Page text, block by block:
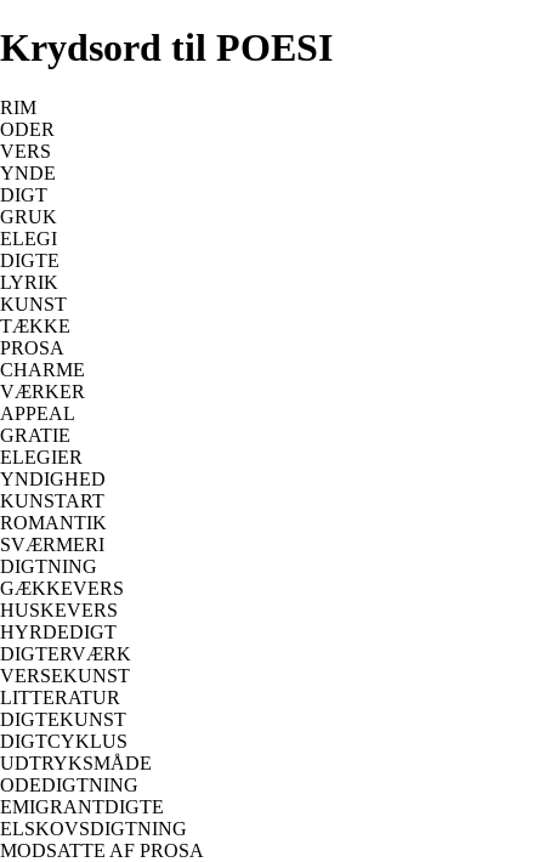
Krydsord til POESI
RIM
ODER
VERS
YNDE
DIGT
GRUK
ELEGI
DIGTE
LYRIK
KUNST
TÆKKE
PROSA
CHARME
VÆRKER
APPEAL
GRATIE
ELEGIER
YNDIGHED
KUNSTART
ROMANTIK
SVÆRMERI
DIGTNING
GÆKKEVERS
HUSKEVERS
HYRDEDIGT
DIGTERVÆRK
VERSEKUNST
LITTERATUR
DIGTEKUNST
DIGTCYKLUS
UDTRYKSMÅDE
ODEDIGTNING
EMIGRANTDIGTE
ELSKOVSDIGTNING
MODSATTE AF PROSA